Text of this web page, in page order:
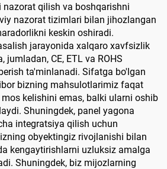
qilish va boshqarishni
nazorat tizimlari bilan jihozlangan
keskin oshiradi.
jarayonida xalqaro xavfsizlik
CE, ETL va ROHS
ta'minlanadi. Sifatga bo'lgan
bizning mahsulotlarimiz faqat
kelishini emas, balki ularni oshib
Shuningdek, panel yagona
integratsiya qilish uchun
obyektingiz rivojlanishi bilan
kengaytirishlarni uzluksiz amalga
Shuningdek, biz mijozlarning